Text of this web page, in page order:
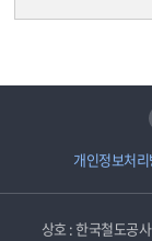
개인정보처
상호 : 한국철도공사